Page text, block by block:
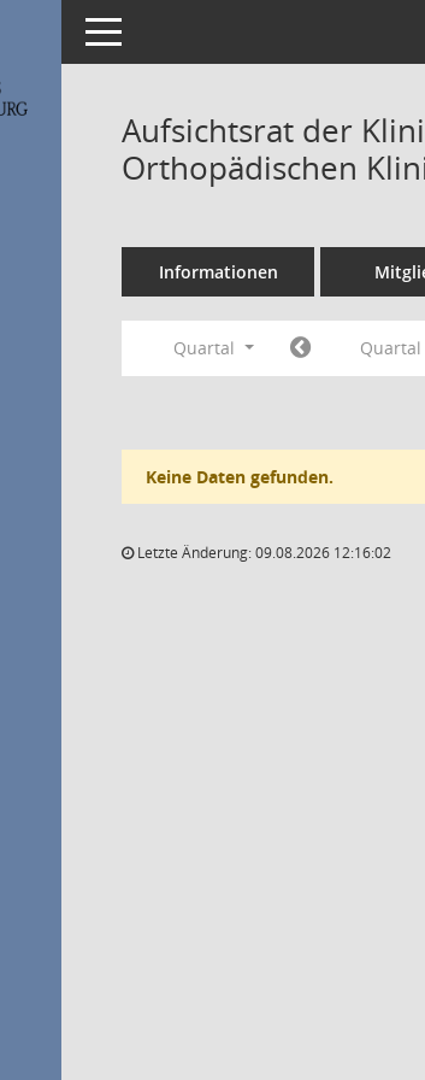
Toggle navigation
Aufsichtsrat der
Orthopädischen
Informationen
Quartal Quartal
Keine Daten gefunden.
Letzte Änderung: 09.08.2026 12:16:02